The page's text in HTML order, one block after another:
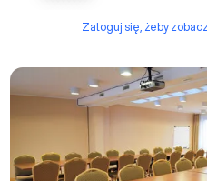
Zaloguj się, żeby
Sala konferencyjna